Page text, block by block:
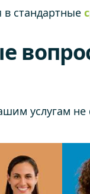
стандартные
услугам не